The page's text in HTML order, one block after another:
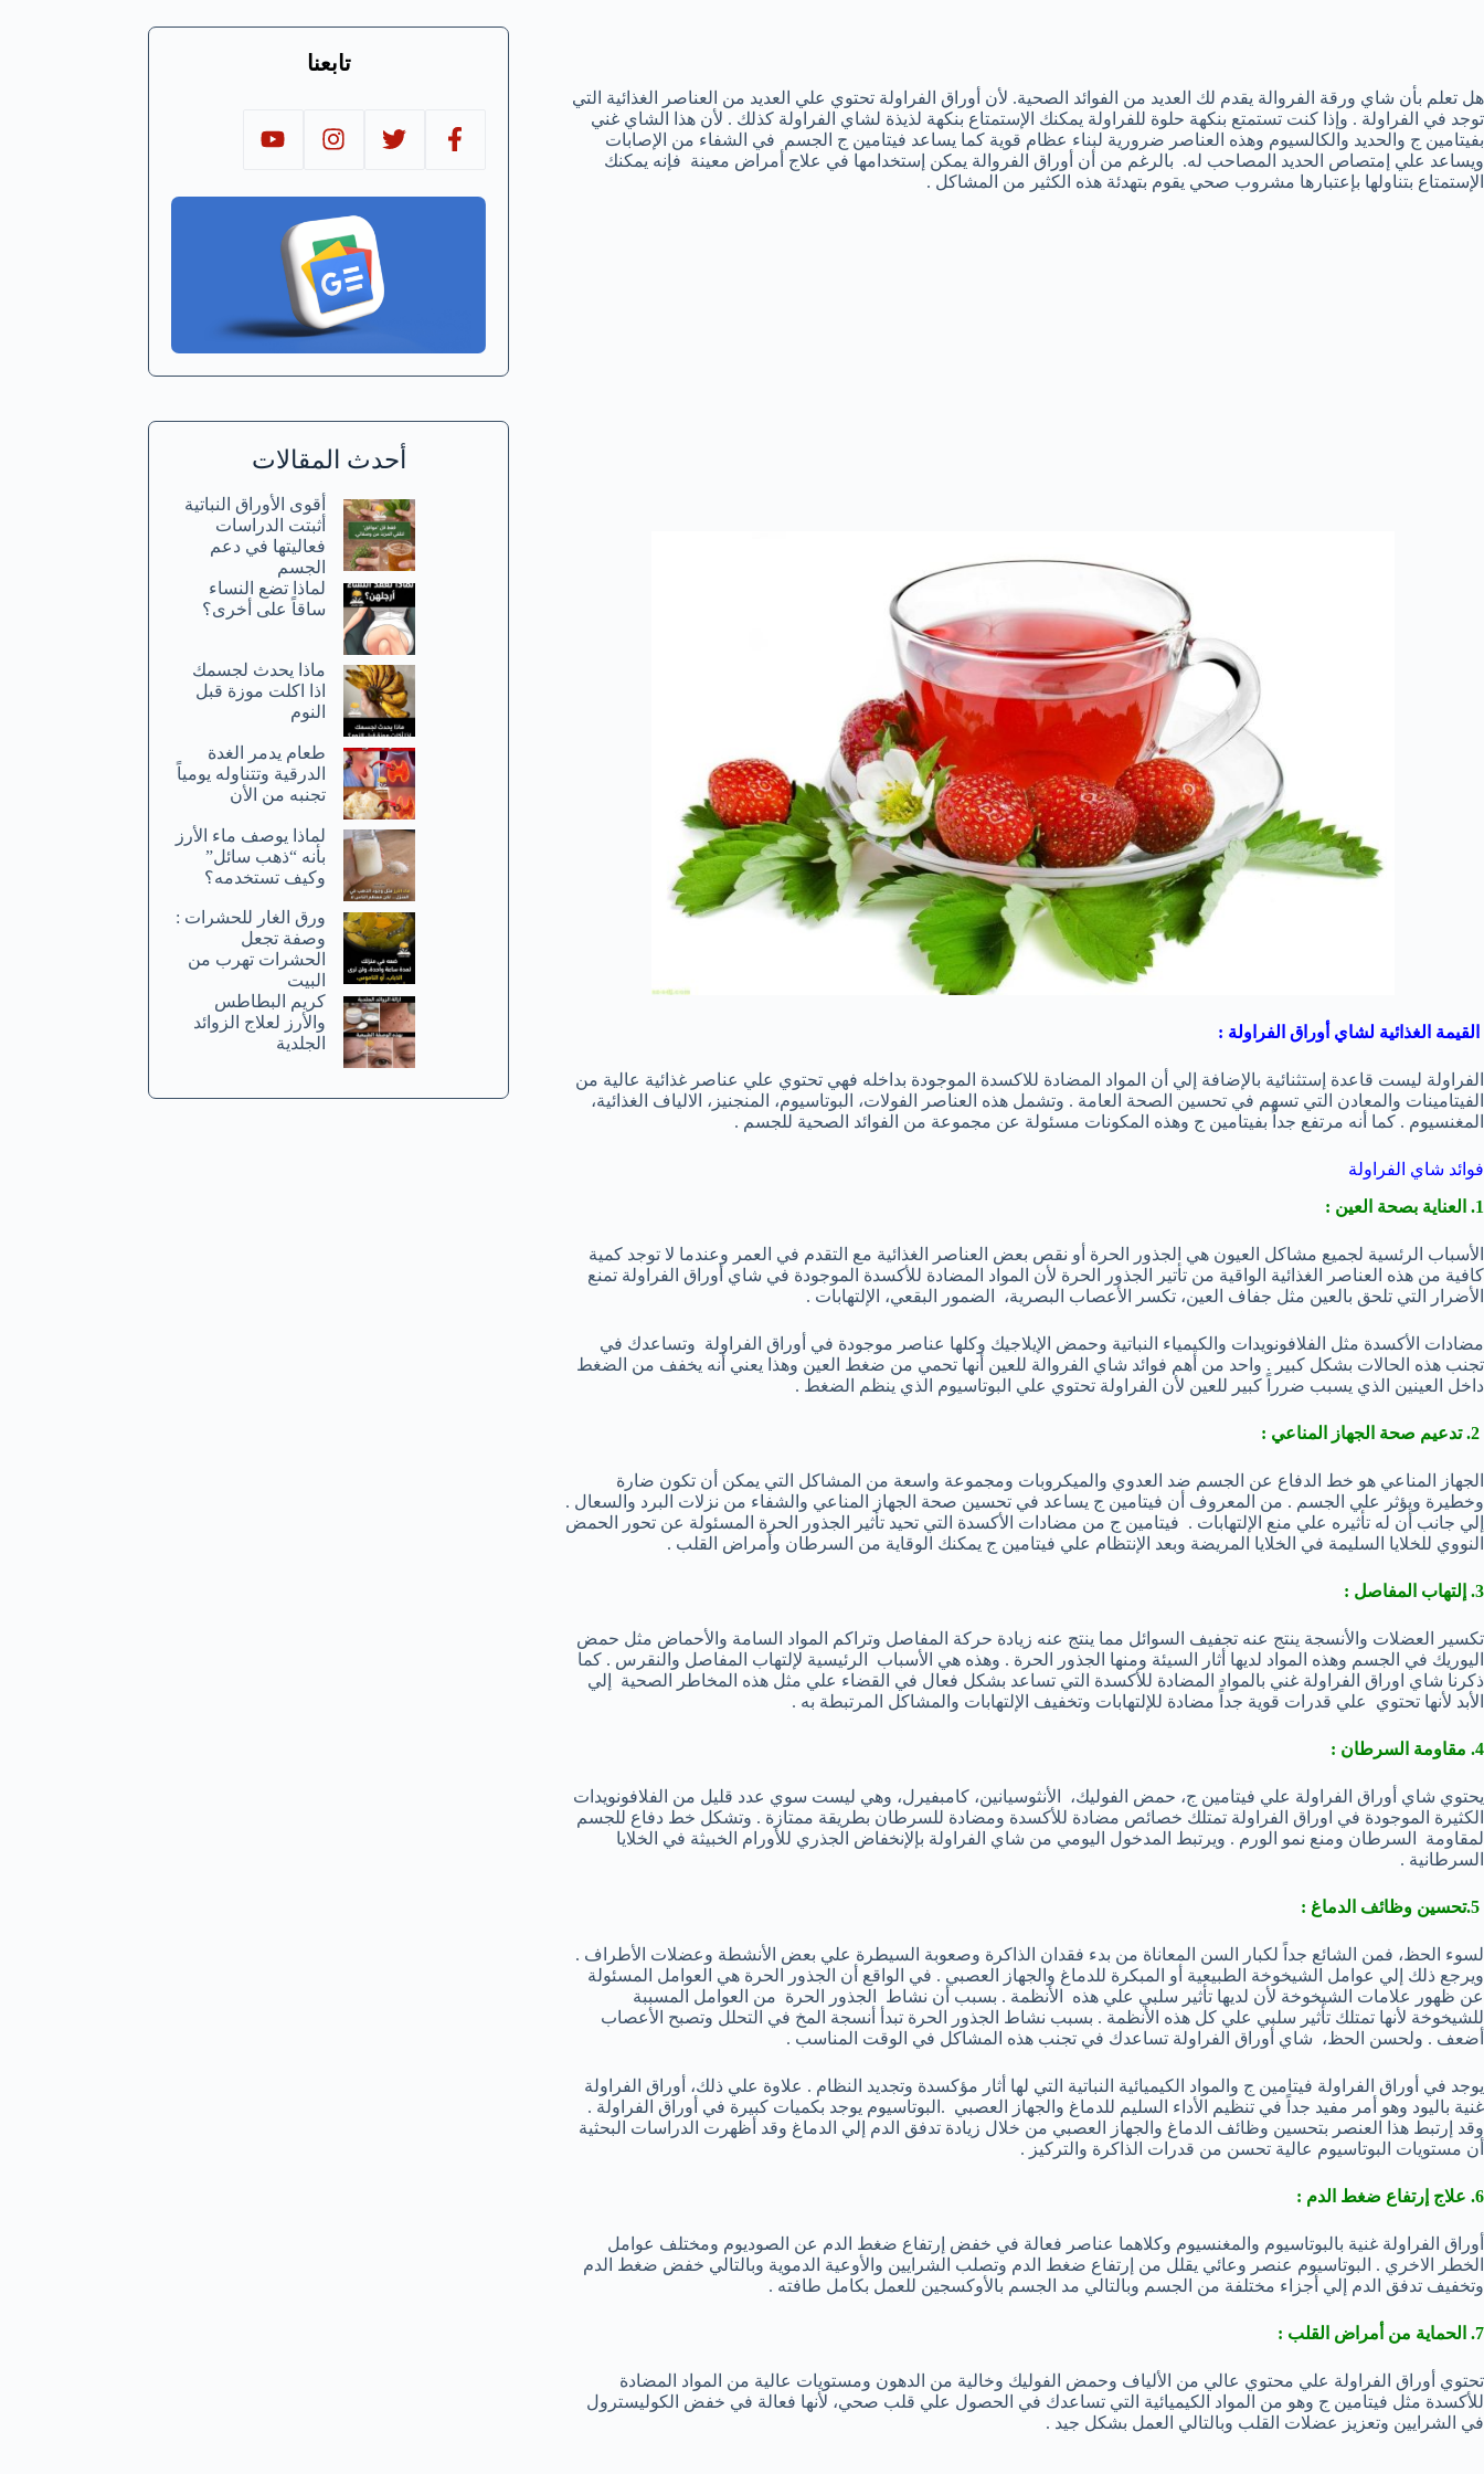
هل تعلم بأن شاي ورقة الفروالة يقدم لك العديد من الفوائد الصحية. لأن أوراق الفراولة تحتوي علي العديد من العناصر الغذائية التي
توجد في الفراولة . وإذا كنت تستمتع بنكهة حلوة للفراولة يمكنك الإستمتاع بنكهة لذيذة لشاي الفراولة كذلك . لأن هذا الشاي غني
بفيتامين ج والحديد والكالسيوم وهذه العناصر ضرورية لبناء عظام قوية كما يساعد فيتامين ج الجسم في الشفاء من الإصابات
ويساعد علي إمتصاص الحديد المصاحب له. بالرغم من أن أوراق الفروالة يمكن إستخدامها في علاج أمراض معينة فإنه يمكنك
الإستمتاع بتناولها بإعتبارها مشروب صحي يقوم بتهدئة هذه الكثير من المشاكل .
القيمة الغذائية لشاي أوراق الفراولة :
الفراولة ليست قاعدة إستثنائية بالإضافة إلي أن المواد المضادة للاكسدة الموجودة بداخله فهي تحتوي علي عناصر غذائية عالية من
الفيتامينات والمعادن التي تسهم في تحسين الصحة العامة . وتشمل هذه العناصر الفولات، البوتاسيوم، المنجنيز، الالياف الغذائية،
المغنسيوم . كما أنه مرتفع جداً بفيتامين ج وهذه المكونات مسئولة عن مجموعة من الفوائد الصحية للجسم .
فوائد شاي الفراولة
1. العناية بصحة العين :
الأسباب الرئسية لجميع مشاكل العيون هي الجذور الحرة أو نقص بعض العناصر الغذائية مع التقدم في العمر وعندما لا توجد كمية
كافية من هذه العناصر الغذائية الواقية من تأتير الجذور الحرة لأن المواد المضادة للأكسدة الموجودة في شاي أوراق الفراولة تمنع
الأضرار التي تلحق بالعين مثل جفاف العين، تكسر الأعصاب البصرية، الضمور البقعي، الإلتهابات .
مضادات الأكسدة مثل الفلافونويدات والكيمياء النباتية وحمض الإيلاجيك وكلها عناصر موجودة في أوراق الفراولة وتساعدك في
تجنب هذه الحالات بشكل كبير . واحد من أهم فوائد شاي الفروالة للعين أنها تحمي من ضغط العين وهذا يعني أنه يخفف من الضغط
داخل العينين الذي يسبب ضرراً كبير للعين لأن الفراولة تحتوي علي البوتاسيوم الذي ينظم الضغط .
الجهاز المناعي هو خط الدفاع عن الجسم ضد العدوي والميكروبات ومجموعة واسعة من المشاكل التي يمكن أن تكون ضارة
وخطيرة ويؤثر علي الجسم . من المعروف أن فيتامين ج يساعد في تحسين صحة الجهاز المناعي والشفاء من نزلات البرد والسعال .
إلي جانب أن له تأثيره علي منع الإلتهابات . فيتامين ج من مضادات الأكسدة التي تحيد تأثير الجذور الحرة المسئولة عن تحور الحمض
النووي للخلايا السليمة في الخلايا المريضة وبعد الإنتظام علي فيتامين ج يمكنك الوقاية من السرطان وأمراض القلب .
3. إلتهاب المفاصل :
تكسير العضلات والأنسجة ينتج عنه تجفيف السوائل مما ينتج عنه زيادة حركة المفاصل وتراكم المواد السامة والأحماض مثل حمض
اليوريك في الجسم وهذه المواد لديها أثار السيئة ومنها الجذور الحرة . وهذه هي الأسباب الرئيسية لإلتهاب المفاصل والنقرس . كما
ذكرنا شاي اوراق الفراولة غني بالمواد المضادة للأكسدة التي تساعد بشكل فعال في القضاء علي مثل هذه المخاطر الصحية إلي
الأبد لأنها تحتوي علي قدرات قوية جداً مضادة للإلتهابات وتخفيف الإلتهابات والمشاكل المرتبطة به .
4. مقاومة السرطان :
يحتوي شاي أوراق الفراولة علي فيتامين ج، حمض الفوليك، الأنثوسيانين، كامبفيرل، وهي ليست سوي عدد قليل من الفلافونويدات
الكثيرة الموجودة في اوراق الفراولة تمتلك خصائص مضادة للأكسدة ومضادة للسرطان بطريقة ممتازة . وتشكل خط دفاع للجسم
لمقاومة السرطان ومنع نمو الورم . ويرتبط المدخول اليومي من شاي الفراولة بإلإنخفاض الجذري للأورام الخبيثة في الخلايا
السرطانية .
لسوء الحظ، فمن الشائع جداً لكبار السن المعاناة من بدء فقدان الذاكرة وصعوبة السيطرة علي بعض الأنشطة وعضلات الأطراف .
ويرجع ذلك إلي عوامل الشيخوخة الطبيعية أو المبكرة للدماغ والجهاز العصبي . في الواقع أن الجذور الحرة هي العوامل المسئولة
عن ظهور علامات الشيخوخة لأن لديها تأثير سلبي علي هذه الأنظمة . بسبب أن نشاط الجذور الحرة من العوامل المسببة
للشيخوخة لأنها تمتلك تأثير سلبي علي كل هذه الأنظمة . بسبب نشاط الجذور الحرة تبدأ أنسجة المخ في التحلل وتصبح الأعصاب
أضعف . ولحسن الحظ، شاي أوراق الفراولة تساعدك في تجنب هذه المشاكل في الوقت المناسب .
يوجد في أوراق الفراولة فيتامين ج والمواد الكيميائية النباتية التي لها أثار مؤكسدة وتجديد النظام . علاوة علي ذلك، أوراق الفراولة
غنية باليود وهو أمر مفيد جداً في تنظيم الأداء السليم للدماغ والجهاز العصبي .البوتاسيوم يوجد بكميات كبيرة في أوراق الفراولة .
وقد إرتبط هذا العنصر بتحسين وظائف الدماغ والجهاز العصبي من خلال زيادة تدفق الدم إلي الدماغ وقد أظهرت الدراسات البحثية
أن مستويات البوتاسيوم عالية تحسن من قدرات الذاكرة والتركيز .
6. علاج إرتفاع ضغط الدم :
أوراق الفراولة غنية بالبوتاسيوم والمغنسيوم وكلاهما عناصر فعالة في خفض إرتفاع ضغط الدم عن الصوديوم ومختلف عوامل
الخطر الاخري . البوتاسيوم عنصر وعائي يقلل من إرتفاع ضغط الدم وتصلب الشرايين والأوعية الدموية وبالتالي خفض ضغط الدم
وتخفيف تدفق الدم إلي أجزاء مختلفة من الجسم وبالتالي مد الجسم بالأوكسجين للعمل بكامل طافته .
7. الحماية من أمراض القلب :
تحتوي أوراق الفراولة علي محتوي عالي من الألياف وحمض الفوليك وخالية من الدهون ومستويات عالية من المواد المضادة
للأكسدة مثل فيتامين ج وهو من المواد الكيميائية التي تساعدك في الحصول علي قلب صحي، لأنها فعالة في خفض الكوليسترول
في الشرايين وتعزيز عضلات القلب وبالتالي العمل بشكل جيد .
تابعنا
أحدث المقالات
أقوى الأوراق النباتية
أثبتت الدراسات
فعاليتها في دعم
الجسم
لماذا تضع النساء
ساقاً على أخرى؟
ماذا يحدث لجسمك
اذا اكلت موزة قبل
النوم
طعام يدمر الغدة
الدرقية وتتناوله يومياً
تجنبه من الأن
لماذا يوصف ماء الأرز
بأنه “ذهب سائل”
وكيف تستخدمه؟
ورق الغار للحشرات :
وصفة تجعل
الحشرات تهرب من
البيت
كريم البطاطس
والأرز لعلاج الزوائد
الجلدية